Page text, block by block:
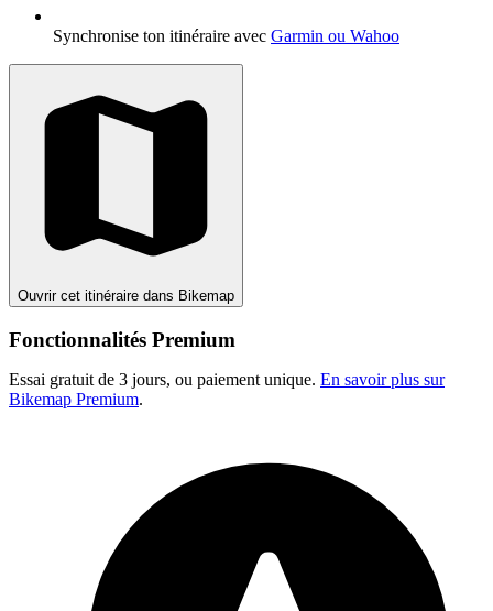
Synchronise ton itinéraire avec Garmin ou Wahoo
Ouvrir cet itinéraire dans Bikemap
Fonctionnalités Premium
Essai gratuit de 3 jours, ou paiement unique. En savoir plus sur
Bikemap Premium.